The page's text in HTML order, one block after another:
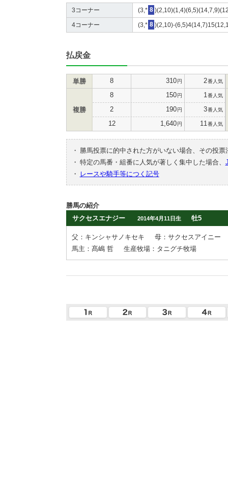
3コーナー (3,* 8
4コーナー (3,* 8 )(2,10)-
払戻金
単勝 8 310円 2番人気
複勝
8 150円 1 番人気
2 190円 3番人気
12 1,640円 11 番人気
・
勝馬投票に的中された方がいない場合、その投
・ 特定の馬番・組番に人気が著しく集中した場合、
・
レースや騎手等につく記号
勝馬の紹介
サクセスエナジー
2014年4月11日生 牡5
父：キンシャサノキセキ
母：サクセスアイニー
馬主：髙嶋 哲
生産牧場：タニグチ牧場